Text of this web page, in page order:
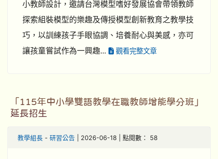
小教師設計，邀請台灣模型嗜好發展協會帶領教師
探索組裝模型的樂趣及傳授模型創新教育之教學技
巧，以訓練孩子手眼協調、培養耐心與美感，亦可
讓孩童嘗試作為一興趣...
觀看完整文章
「115年中小學雙語教學在職教師增能學分班」
延長招生
教學組長 - 研習公告 | 2026-06-18 | 點閱數： 58